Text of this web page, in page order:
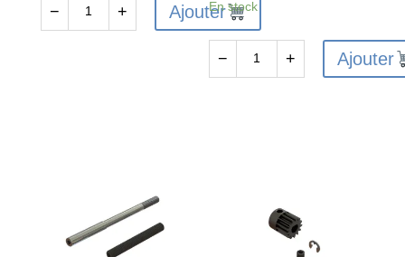
aluminium
− + AjouterEn stock
transmission
− + Ajouter